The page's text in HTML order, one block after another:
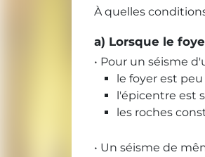
À quelles
a) Lorsque le
• Pour un séisme
le foyer est
l'épicentre est
les roches
• Un séisme de